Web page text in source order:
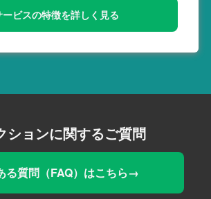
ービスの特徴を詳しく見る
ションに関するご質問
る質問（FAQ）はこちら→